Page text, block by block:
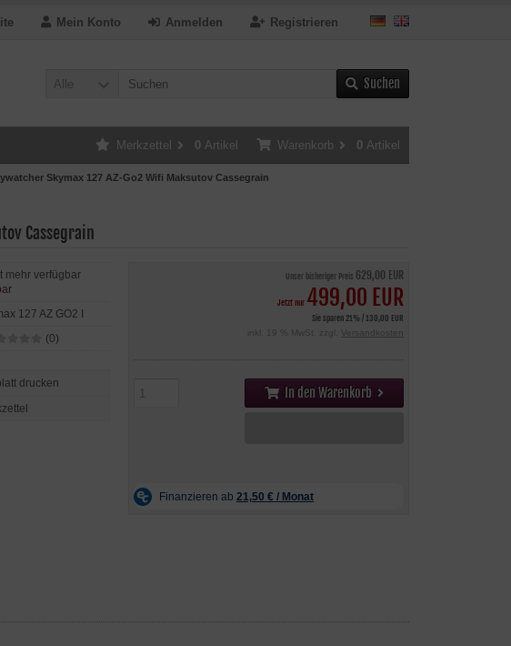
Registrieren
Anmelden
Mein Konto
Alle Suchen
Warenkorb 0 Artikel
Merkzettel 0 Artikel
Skymax 127 AZ-Go2 Wifi Maksutov Cassegrain
Cassegrain
Unser bisheriger Preis 629,00 EUR
Jetzt nur 499,00 EUR
Sie sparen 21% / 130,00 EUR
inkl. 19 % MwSt. zzgl.
Versandkosten
In den Warenkorb
127 AZ GO2 I
(0)
drucken